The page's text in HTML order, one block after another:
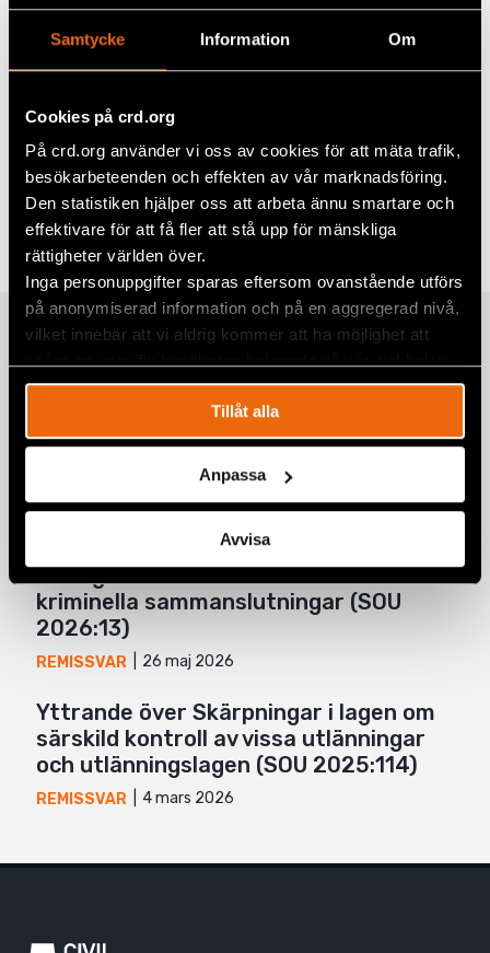
Samtycke Information Om
Cookies på crd.org
På crd.org använder vi oss av cookies för att mäta trafik,
besökarbeteenden och effekten av vår marknadsföring.
Den statistiken hjälper oss att arbeta ännu smartare och
effektivare för att få fler att stå upp för mänskliga
rättigheter världen över.
Inga personuppgifter sparas eftersom ovanstående utförs
på anonymiserad information och på en aggregerad nivå,
vilket innebär att vi aldrig kommer att ha möjlighet att
Tillåt alla
Anpassa
Avvisa
uppgiftsskyldighet till Migrationsverket.
Dela
Facebook
Twitter
Google+
TaggarSverige
Relaterade artiklar
Yttrande över Återkallelse av
medborgarskap (SOU 2026:21)
REMISSVAR 1 juni 2026
Yttrande över Straffansvar för
deltagande i och samröre med
kriminella sammanslutningar (SOU
2026:13)
REMISSVAR 26 maj 2026
Yttrande över Skärpningar i lagen om
särskild kontroll av vissa utlänningar
och utlänningslagen (SOU 2025:114)
REMISSVAR 4 mars 2026